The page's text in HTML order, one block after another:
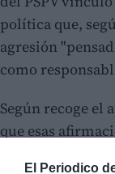
El Periodico
política que,
agresión
como
Según recoge
que esas